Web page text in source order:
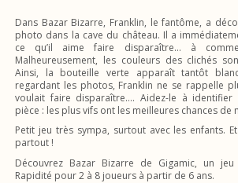
Dans Bazar Bizarre, Franklin, le fantôme, a
photo dans la cave du château. Il a
ce qu’il aime faire disparaître… à
Malheureusement, les couleurs des clichés
Ainsi, la bouteille verte apparaît tantôt
regardant les photos, Franklin ne se rappelle
voulait faire disparaître…. Aidez-le à identifier
pièce : les plus vifs ont les meilleures chances de
Petit jeu très sympa, surtout avec les enfants.
partout !
Découvrez Bazar Bizarre de Gigamic, un
Rapidité pour 2 à 8 joueurs à partir de 6 ans.